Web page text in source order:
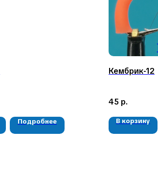
Подробнее
Кембрик-12
45 р.
В корзину